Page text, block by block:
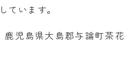
ています。
鹿児島県大島郡与論町茶花